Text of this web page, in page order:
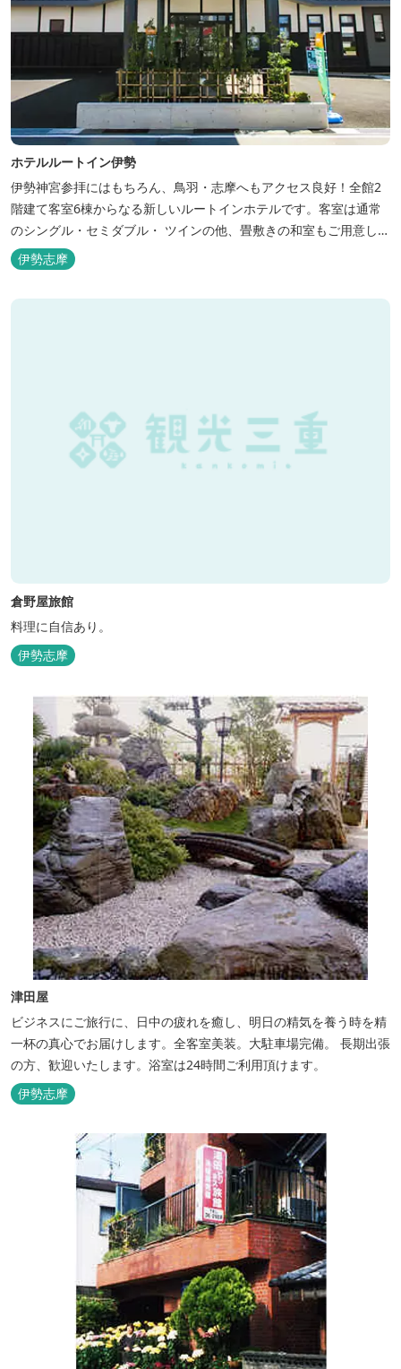
ホテルルートイン伊勢
伊勢神宮参拝にはもちろん、鳥羽・志摩へもアクセス良好！全館2
階建て客室6棟からなる新しいルートインホテルです。客室は通常
のシングル・セミダブル・ ツインの他、畳敷きの和室もご用意して
おります。 （和室はベッドが設置されています）靴を脱いでお部屋
でおくつろぎください。 また、朝食バイキング無料サービス（営業
時間6:30～900）、大浴場完備、全室インターネット回線完備（Wi-
伊勢志摩
倉野屋旅館
料理に自信あり。
伊勢志摩
津田屋
ビジネスにご旅行に、日中の疲れを癒し、明日の精気を養う時を精
一杯の真心でお届けします。全客室美装。大駐車場完備。 長期出張
の方、歓迎いたします。浴室は24時間ご利用頂けます。
伊勢志摩